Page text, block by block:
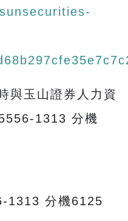
與玉山證券人力資
1313 分機
1313 分機6125